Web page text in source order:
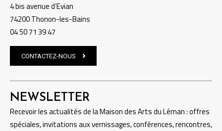
4 bis avenue d’Evian
74200 Thonon-les-Bains
04 50 71 39 47
CONTACTEZ-NOUS
NEWSLETTER
Recevoir les actualités de la Maison des Arts du Léman : offres
spéciales, invitations aux vernissages, conférences, rencontres,